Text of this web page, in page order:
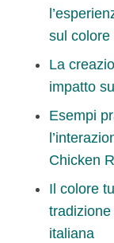
sul colore
La
impatto
Esempi
Chicken
Il colore
italiana